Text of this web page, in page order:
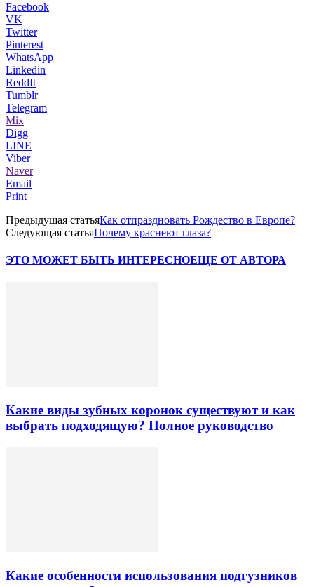
Facebook
VK
Twitter
Pinterest
WhatsApp
Linkedin
ReddIt
Tumblr
Telegram
Mix
Digg
LINE
Viber
Naver
Email
Print
Предыдущая статьяКак отпраздновать Рождество в Европе?
Следующая статьяПочему краснеют глаза?
ЭТО МОЖЕТ БЫТЬ ИНТЕРЕСНОЕЩЕ ОТ АВТОРА
Какие виды зубных коронок существуют и как
выбрать подходящую? Полное руководство
Какие особенности использования подгузников